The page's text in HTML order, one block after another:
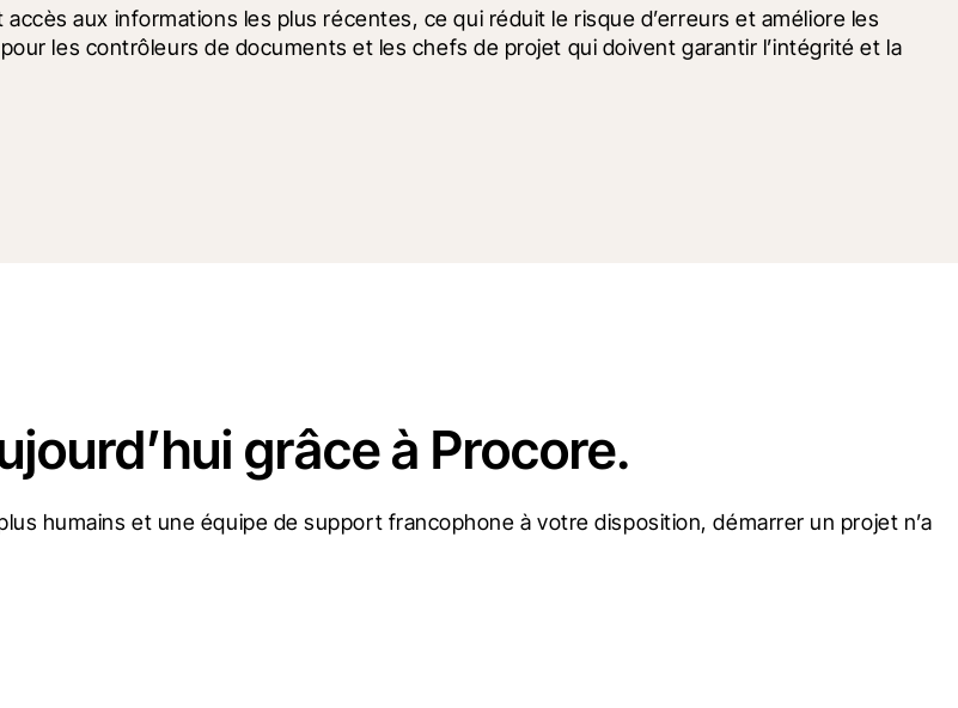
aux informations les plus récentes, ce qui réduit le risque d’erreurs et améliore les
les contrôleurs de documents et les chefs de projet qui doivent garantir l’intégrité et la
grâce à Procore.
humains et une équipe de support francophone à votre disposition, démarrer un projet n’a